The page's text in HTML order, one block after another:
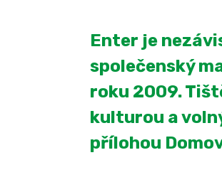
Enter je
společenský
roku 2009.
kulturou a
přílohou